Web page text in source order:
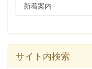
新着案内
サイト内検索